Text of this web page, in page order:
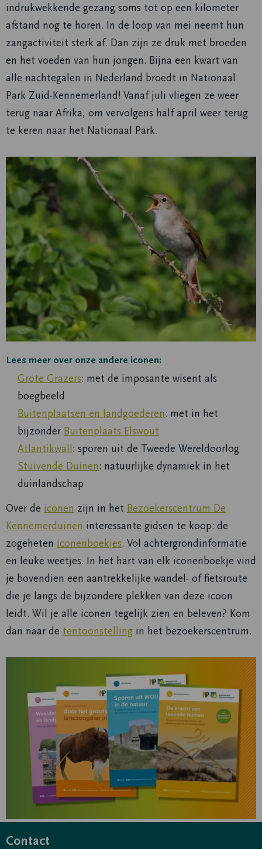
indrukwekkende gezang soms tot op een kilometer
afstand nog te horen. In de loop van mei neemt hun
zangactiviteit sterk af. Dan zijn ze druk met broeden
en het voeden van hun jongen. Bijna een kwart van
alle nachtegalen in Nederland broedt in Nationaal
Park Zuid-Kennemerland! Vanaf juli vliegen ze weer
terug naar Afrika, om vervolgens half april weer terug
te keren naar het Nationaal Park.
Lees meer over onze andere iconen:
Grote Grazers: met de imposante wisent als
boegbeeld
Buitenplaatsen en landgoederen: met in het
bijzonder Buitenplaats Elswout
Atlantikwall : sporen uit de Tweede Wereldoorlog
Stuivende Duinen: natuurlijke dynamiek in het
duinlandschap
Over de iconen zijn in het Bezoekerscentrum De
Kennemerduinen interessante gidsen te koop: de
zogeheten iconenboekjes. Vol achtergrondinformatie
en leuke weetjes. In het hart van elk iconenboekje vind
je bovendien een aantrekkelijke wandel- of fietsroute
die je langs de bijzondere plekken van deze icoon
leidt. Wil je alle iconen tegelijk zien en beleven? Kom
dan naar de tentoonstelling in het bezoekerscentrum.
Contact